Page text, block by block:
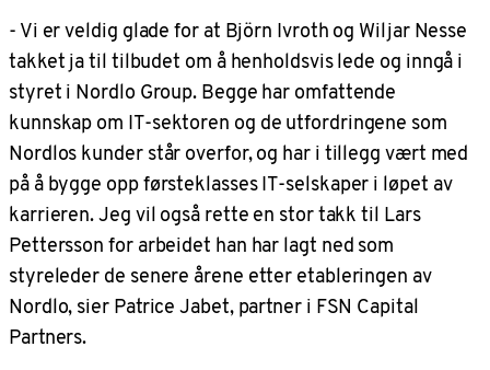
- Vi er veldig glade for at Björn Ivroth og Wiljar Nesse
takket ja til tilbudet om å henholdsvis lede og inngå i
styret i Nordlo Group. Begge har omfattende
kunnskap om IT-sektoren og de utfordringene som
Nordlos kunder står overfor, og har i tillegg vært med
på å bygge opp førsteklasses IT-selskaper i løpet av
karrieren. Jeg vil også rette en stor takk til Lars
Pettersson for arbeidet han har lagt ned som
styreleder de senere årene etter etableringen av
Nordlo, sier Patrice Jabet, partner i FSN Capital
Partners.